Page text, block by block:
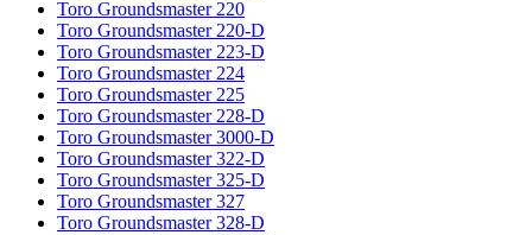
Toro Groundsmaster 220
Toro Groundsmaster 220-D
Toro Groundsmaster 223-D
Toro Groundsmaster 224
Toro Groundsmaster 225
Toro Groundsmaster 228-D
Toro Groundsmaster 3000-D
Toro Groundsmaster 322-D
Toro Groundsmaster 325-D
Toro Groundsmaster 327
Toro Groundsmaster 328-D